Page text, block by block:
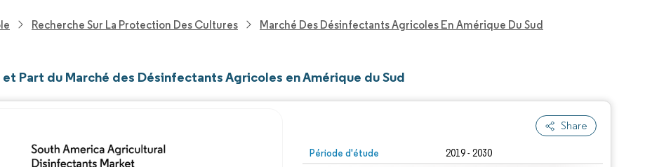
Recherche Sur La Protection Des Cultures Marché Des Désinfectants Agricoles En Amérique Du Sud
Part du Marché des Désinfectants Agricoles en Amérique du Sud
Share
Période d'étude 2019 - 2030